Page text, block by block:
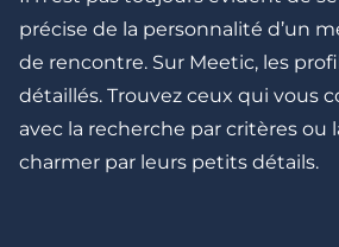
précise de la personnalité d’un
de rencontre. Sur Meetic, les
détaillés. Trouvez ceux qui vous
avec la recherche par critères ou
charmer par leurs petits détails.